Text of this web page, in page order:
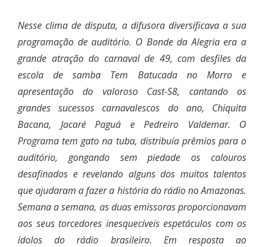
Nesse clima de disputa, a difusora diversificava a sua
programação de auditório. O Bonde da Alegria era a
grande atração do carnaval de 49, com desfiles da
escola de samba Tem Batucada no Morro e
apresentação do valoroso Cast-S8, cantando os
grandes sucessos carnavalescos do ano, Chiquita
Bacana, Jacaré Paguá e Pedreiro Valdemar. O
Programa tem gato na tuba, distribuía prêmios para o
auditório, gongando sem piedade os calouros
desafinados e revelando alguns dos muitos talentos
que ajudaram a fazer a história do rádio no Amazonas.
Semana a semana, as duas emissoras proporcionavam
aos seus torcedores inesquecíveis espetáculos com os
ídolos do rádio brasileiro. Em resposta ao